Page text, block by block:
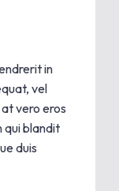
in
vel
vero eros
qui blandit
duis